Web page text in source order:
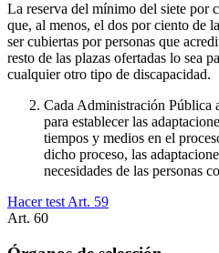
La reserva del mínimo del siete por
que, al menos, el dos por ciento de
ser cubiertas por personas que
resto de las plazas ofertadas lo sea
cualquier otro tipo de discapacidad.
Cada Administración Pública
para establecer las
tiempos y medios en el
dicho proceso, las
necesidades de las personas
Hacer test Art. 59
Art. 60